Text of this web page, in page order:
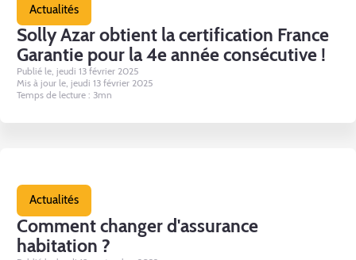
Actualités
Solly Azar obtient la certification France
Garantie pour la 4e année consécutive !
Publié le, jeudi 13 février 2025
Mis à jour le, jeudi 13 février 2025
Temps de lecture : 3mn
Actualités
Comment changer d'assurance
habitation ?